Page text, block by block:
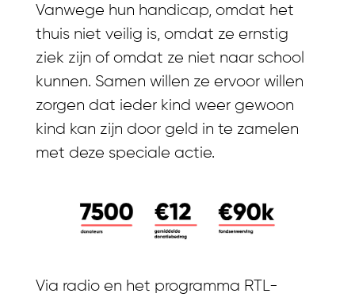
Vanwege hun handicap, omdat het
thuis niet veilig is, omdat ze ernstig
ziek zijn of omdat ze niet naar school
kunnen. Samen willen ze ervoor willen
zorgen dat ieder kind weer gewoon
kind kan zijn door geld in te zamelen
met deze speciale actie.
Via radio en het programma RTL-